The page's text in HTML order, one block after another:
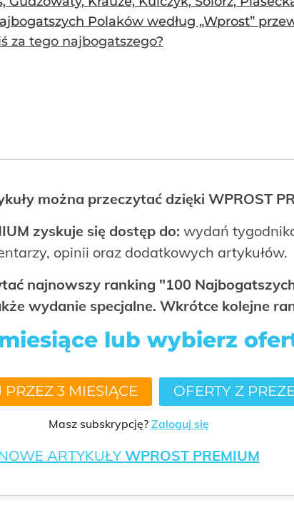
Polaków według „Wprost”
za tego najbogatszego?
można przeczytać dzięki WPROST
zyskuje się dostęp do: wydań
opinii oraz dodatkowych artykułów.
najnowszy ranking "100
wydanie specjalne. Wkrótce kolejne
lub wybierz
3 MIESIĄCE OFERTY Z
Masz subskrypcję? Zaloguj się
ARTYKUŁYWPROST PREMIUM